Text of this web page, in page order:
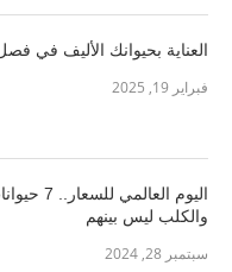
العناية بحيوانك الأليف في
فبراير 19, 2025
اليوم
والكلب ليس بينهم
سبتمبر 28, 2024